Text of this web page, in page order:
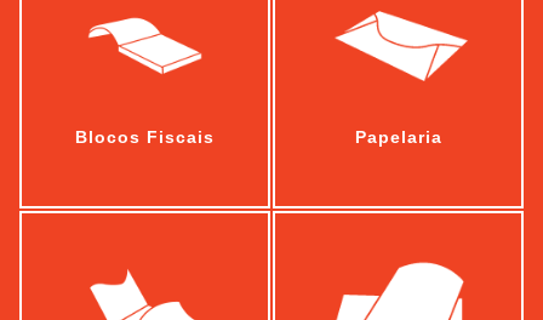
Blocos Fiscais Papelaria